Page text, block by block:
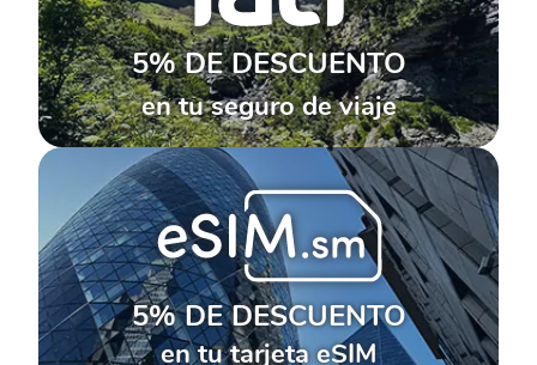
5% DE DESCUENTO
en tu seguro de viaje
5% DE DESCUENTO
en tu tarjeta eSIM